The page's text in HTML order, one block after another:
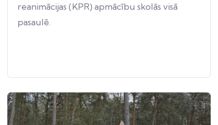
reanimācijas (KPR) apmācību skolās visā
pasaulē.